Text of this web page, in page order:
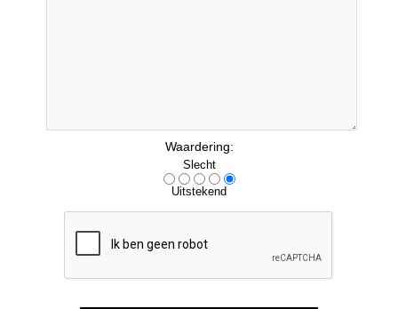
Waardering:
Slecht
Uitstekend